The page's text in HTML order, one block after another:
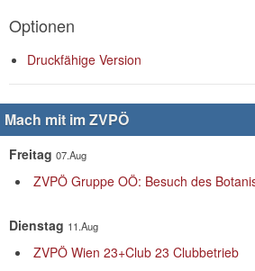
Optionen
Druckfähige Version
Mach mit im ZVPÖ
Freitag 07.Aug
ZVPÖ Gruppe OÖ: Besuch des
Dienstag 11.Aug
ZVPÖ Wien 23+Club 23 Clubbetrieb